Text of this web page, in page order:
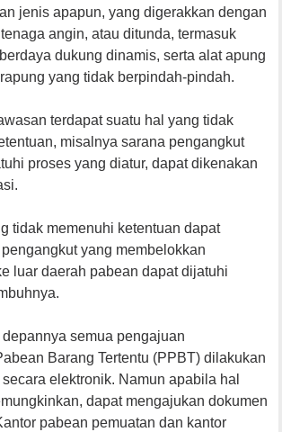
jenis apapun, yang digerakkan dengan
angin, atau ditunda, termasuk
dukung dinamis, serta alat apung
yang tidak berpindah-pindah.
terdapat suatu hal yang tidak
misalnya sarana pengangkut
proses yang diatur, dapat dikenakan
tidak memenuhi ketentuan dapat
yang membelokkan
luar daerah pabean dapat dijatuhi
semua pengajuan
Barang Tertentu (PPBT) dilakukan
elektronik. Namun apabila hal
dapat mengajukan dokumen
pabean pemuatan dan kantor